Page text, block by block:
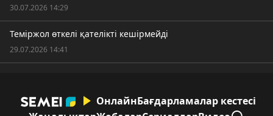
30.07.2026 14:29
Теміржол өткелі қателікті кешірмейді
29.07.2026 14:41
ОнлайнБағдарламалар кестесі